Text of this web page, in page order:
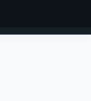
INICIAR SESIÓN